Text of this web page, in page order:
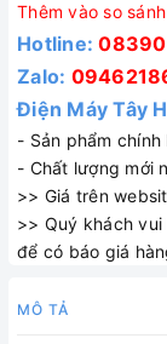
Thêm vào so sánh
Hotline:
Zalo:
Điện Máy Tây
- Sản phẩm chính
- Chất lượng mới
>> Giá trên
>> Quý khách
để có báo giá
MÔ TẢ